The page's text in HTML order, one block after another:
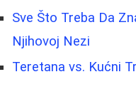
Sve Što Treba Da
Njihovoj Nezi
Teretana vs. Kućni